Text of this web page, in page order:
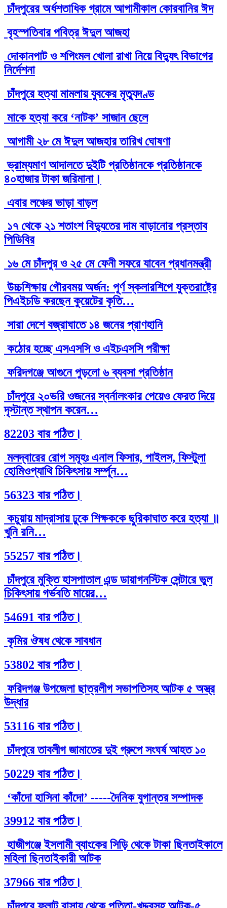
চাঁদপুরের অর্ধশতাধিক গ্রামে আগামীকাল কোরবানির ঈদ
বৃহস্পতিবার পবিত্র ঈদুল আজহা
দোকানপাট ও শপিংমল খোলা রাখা নিয়ে বিদ্যুৎ বিভাগের
নির্দেশনা
চাঁদপুরে হত্যা মামলায় যুবকের মৃত্যুদণ্ড
মাকে হত্যা করে ‘নাটক’ সাজান ছেলে
আগামী ২৮ মে ঈদুল আজহার তারিখ ঘোষণা
ভ্রাম্যমাণ আদালতে দুইটি প্রতিষ্ঠানকে প্রতিষ্ঠানকে
৪০হাজার টাকা জরিমানা।
এবার লঞ্চের ভাড়া বাড়ল
১৭ থেকে ২১ শতাংশ বিদ্যুতের দাম বাড়ানোর প্রস্তাব
পিডিবির
১৬ মে চাঁদপুর ও ২৫ মে ফেনী সফরে যাবেন প্রধানমন্ত্রী
উচ্চশিক্ষায় গৌরবময় অর্জন: পূর্ণ স্কলারশিপে যুক্তরাষ্ট্রে
পিএইচডি করছেন কুয়েটের কৃতি…
সারা দেশে বজ্রাঘাতে ১৪ জনের প্রাণহানি
কঠোর হচ্ছে এসএসসি ও এইচএসসি পরীক্ষা
ফরিদগঞ্জে আগুনে পুড়লো ৬ ব্যবসা প্রতিষ্ঠান
চাঁদপুরে ২০ভরি ওজনের স্বর্নালংকার পেয়েও ফেরত দিয়ে
দৃস্টান্ত স্থাপন করেন…
82203 বার পঠিত।
মলদ্বারের রোগ সমূহঃ এনাল ফিসার, পাইলস, ফিস্টুলা
হোমিওপ্যাথি চিকিৎসায় সর্ম্পূন…
56323 বার পঠিত।
কচুয়ায় মাদ্রাসায় ঢুকে শিক্ষককে ছুরিকাঘাত করে হত্যা ॥
খুনি রনি…
55257 বার পঠিত।
চাঁদপুরে মুক্তি হাসপাতাল এন্ড ডায়াগনস্টিক সেন্টারে ভুল
চিকিৎসায় গর্ভবতি মায়ের…
54691 বার পঠিত।
কৃমির ঔষধ থেকে সাবধান
53802 বার পঠিত।
ফরিদগঞ্জ উপজেলা ছাত্রলীগ সভাপতিসহ আটক ৫ অস্ত্র
উদ্ধার
53116 বার পঠিত।
চাঁদপুরে তাবলীগ জামাতের দুই গ্রুপে সংঘর্ষ আহত ১০
50229 বার পঠিত।
‘কাঁদো হাসিনা কাঁদো’ -----দৈনিক যুগান্তর সম্পাদক
39912 বার পঠিত।
হাজীগঞ্জে ইসলামী ব্যাংকের সিড়ি থেকে টাকা ছিনতাইকালে
মহিলা ছিনতাইকারী আটক
37966 বার পঠিত।